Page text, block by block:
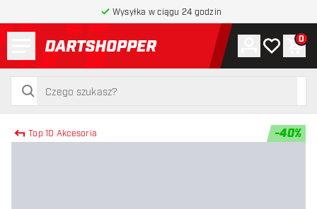
Wysyłka w ciągu 24 godzin
powrót do strony głównej
szukaj
szukaj
Konto
Moja lista
0
Top 10 Akcesoria -40%